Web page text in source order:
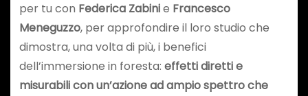
per tu con Federica Zabinie Francesco
Meneguzzo, per approfondire il loro studio che
dimostra, una volta di più, i benefici
dell’immersione in foresta: effetti diretti e
misurabili con un’azione ad ampio spettro che